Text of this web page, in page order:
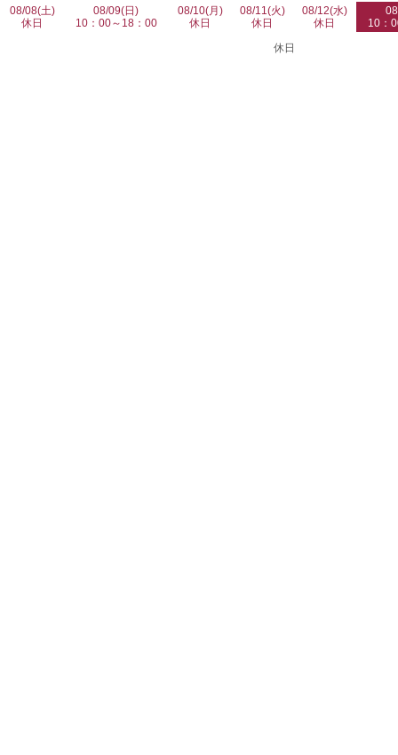
08/08(土)
休日
08/09(日)
10：00～18：00
08/10(月)
休日
08/11(火)
休日
08/12(水)
休日
10：
休日